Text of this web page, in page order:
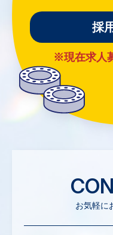
採
※現在求人
お気軽に